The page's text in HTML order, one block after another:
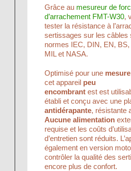
Grâce au mesureur de
d’arrachement FMT-W30,
tester la résistance à
sertissages sur les câbles
normes IEC, DIN, EN,
MIL et NASA.
Optimisé pour une
cet appareil peu
encombrant est est
établi et conçu avec une
antidérapante, résistante
Aucune alimentation
requise et les coûts
d’entretien sont réduits.
également en version
contrôler la qualité des
encore plus de confort.